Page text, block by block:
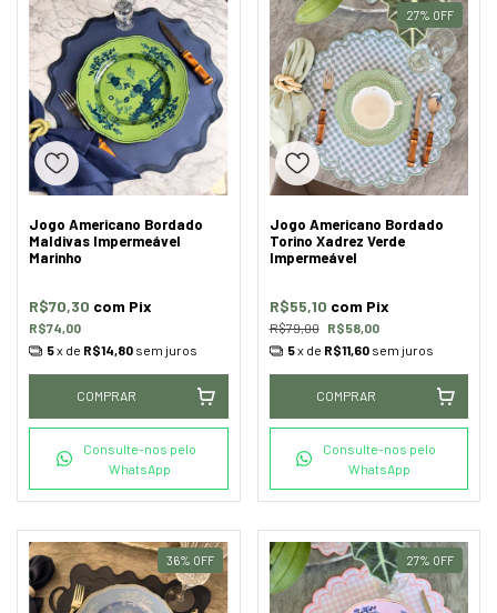
Jogo Americano Bordado
Maldivas Impermeável
Marinho
R$74,00
R$70,30 com Pix
5x de R$14,80 sem juros
COMPRAR
Consulte-nos pelo
WhatsApp
27% OFF
Jogo Americano Bordado
Torino Xadrez Verde
Impermeável
R$79,00 R$58,00
R$55,10 com Pix
5x de R$11,60 sem juros
COMPRAR
Consulte-nos pelo
WhatsApp
36% OFF 27% OFF